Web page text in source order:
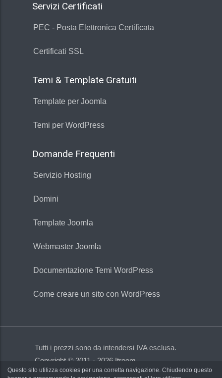
Servizi Certificati
PEC - Posta Elettronica Certificata
Certificati SSL
Temi & Template Gratuiti
Template per Joomla
Temi per WordPress
Domande Frequenti
Servizio Hosting
Domini
Template Joomla
Webmaster Joomla
Documentazione Temi WordPress
Come creare un sito con WordPress
Tutti i prezzi sono da intendersi IVA esclusa.
Copyright © 2011 - 2026 Itroom
Questo sito utilizza cookies per una corretta navigazione. Chiudendo questo